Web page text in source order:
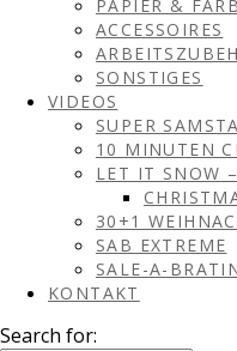
PAPIER &
ACCESSOIRES
SONSTIGES
VIDEOS
SUPER
10 MINUTEN
LET IT SNOW
30+1
SAB EXTREME
SALE-A-
KONTAKT
Search for: